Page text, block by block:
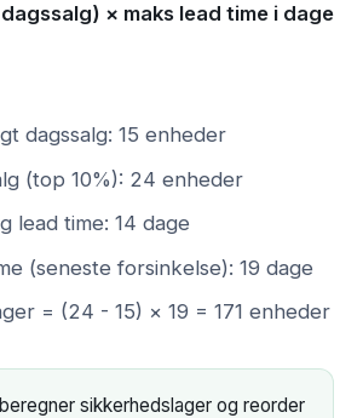
× maks lead time i dage
dagssalg: 15 enheder
(top 10%): 24 enheder
lead time: 14 dage
(seneste forsinkelse): 19 dage
= (24 - 15) × 19 = 171 enheder
sikkerhedslager og reorder